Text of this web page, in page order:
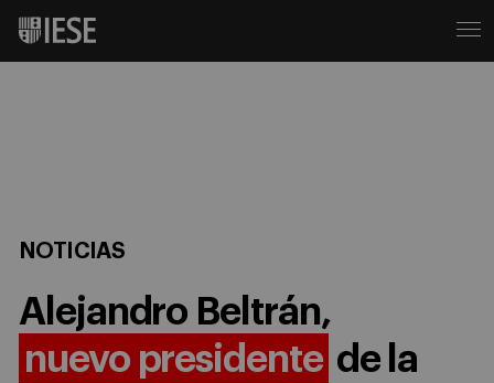
NOTICIAS
Alejandro Beltrán,
nuevo presidente de la